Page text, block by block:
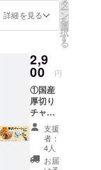
工者のみな
さんの商品
開発やプロ
販売戦略の
お手伝いを
させていた
だいており
ます。
W140×
H190×
D30mm
◎食品
表示 原
材料
名： め
ん（小
麦粉
（国内
造）、
卵白粉
詳細を見る
タ
ー
ン
を
選
択
す
る
2,9
00 円
①国産
厚切り
チャー
シュー
5個 ②
お礼の
手紙 ①
支援
者：
4人
お届